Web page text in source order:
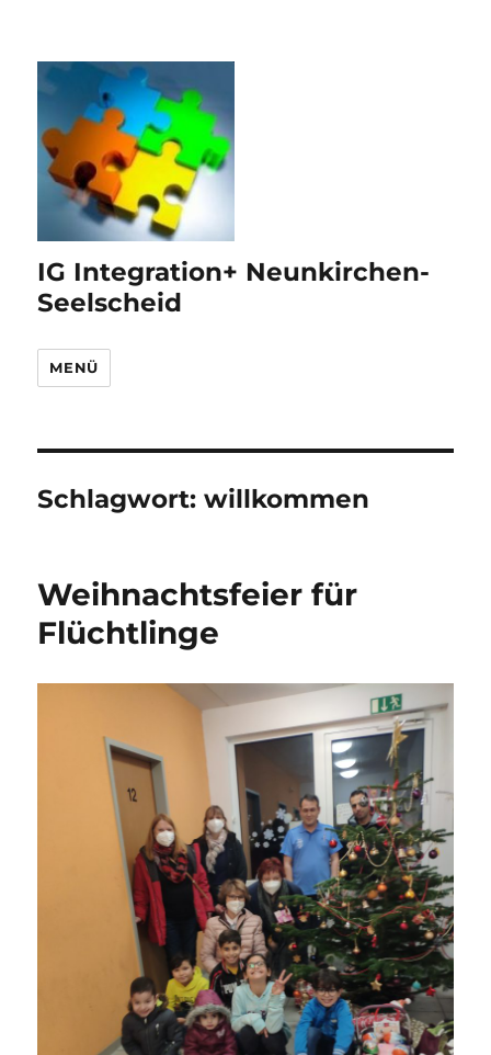
IG Integration+ Neunkirchen-
Seelscheid
MENÜ
Schlagwort:willkommen
Weihnachtsfeier für
Flüchtlinge